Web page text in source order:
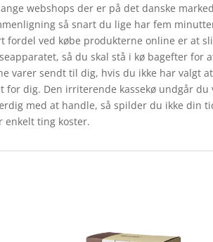
webshops der er på det danske
så snart du lige har fem
fordel ved købe produkterne online er at
så du skal stå i kø bagefter for
varer sendt til dig, hvis du ikke har valgt
for dig. Den irriterende kassekø undgår
med at handle, så spilder du ikke din
enkelt ting koster.